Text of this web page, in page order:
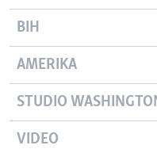
BIH
AMERIKA
STUDIO
VIDEO